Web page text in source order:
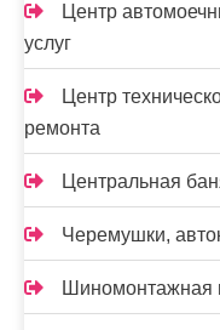
Центр
услуг
Центр
ремонта
Центральная
Черемушки,
Шиномонтажная